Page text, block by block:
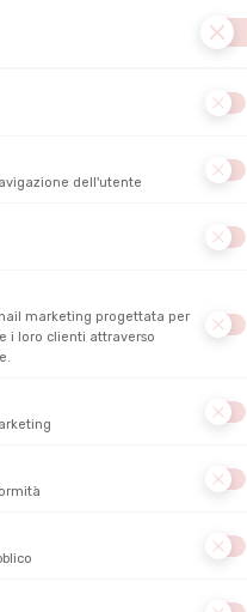
a
deviazione su una
dove parcheggiare la bici? È
all'esterno?
appena posa la bici.
un obbligo.